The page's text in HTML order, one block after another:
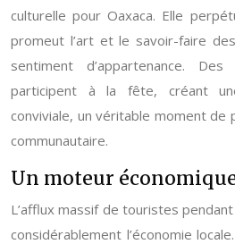
culturelle pour Oaxaca. Elle
promeut l’art et le savoir-faire
sentiment d’appartenance.
participent à la fête, créant
conviviale, un véritable moment
communautaire.
Un moteur
L’afflux massif de touristes
considérablement l’économie